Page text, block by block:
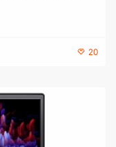
20